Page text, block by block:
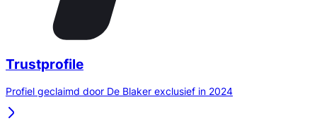
Trustprofile
Profiel geclaimd door De Blaker exclusief in 2024